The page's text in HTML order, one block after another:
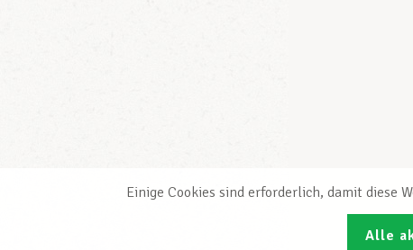
Einige Cookies sind erforderlich, damit
Alle